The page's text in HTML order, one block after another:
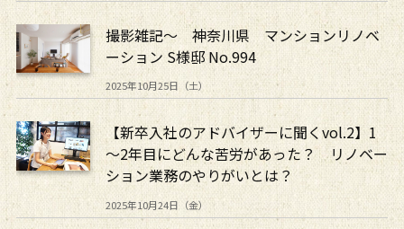
撮影雑記～ 神奈川県 マンションリノベ
ーション S様邸 No.994
2025年10月25日（土）
【新卒入社のアドバイザーに聞くvol.2】1
～2年目にどんな苦労があった？ リノベー
ション業務のやりがいとは？
2025年10月24日（金）